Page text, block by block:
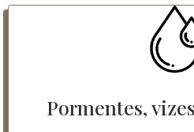
Pormentes,